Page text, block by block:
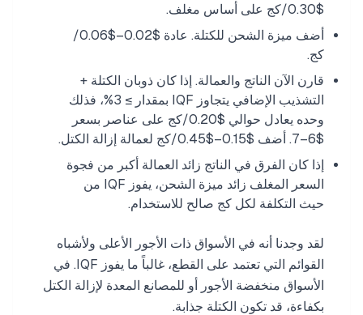
$0.30/كج على أساس مغلف.
أضف ميزة الشحن للكتلة. عادة $0.02–$0.06/
كج.
قارن الآن الناتج والعمالة. إذا كان ذوبان الكتلة +
التشذيب الإضافي يتجاوز IQF بمقدار ≥ 3%، فذلك
وحده يعادل حوالي $0.20/كج على عناصر بسعر
$6–7. أضف $0.15–$0.45/كج لعمالة إزالة الكتل.
إذا كان الفرق في الناتج زائد العمالة أكبر من فجوة
السعر المغلف زائد ميزة الشحن، يفوز IQF من
حيث التكلفة لكل كج صالح للاستخدام.
لقد وجدنا أنه في الأسواق ذات الأجور الأعلى ولأشباه
القوائم التي تعتمد على القطع، غالباً ما يفوز IQF. في
الأسواق منخفضة الأجور أو للمصانع المعدة لإزالة الكتل
بكفاءة، قد تكون الكتلة جذابة.